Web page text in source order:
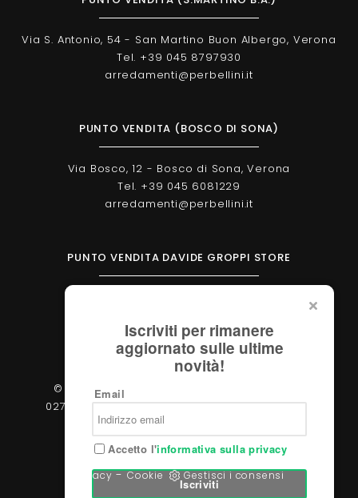
Via S. Antonio, 54 - San Martino Buon Albergo, Verona
Tel. +39 045 8797930
arredamenti@perbellini.it
PUNTO VENDITA (BOSCO DI SONA)
Via Bosco, 12 - Bosco di Sona, Verona
Tel. +39 045 6081229
arredamenti@perbellini.it
PUNTO VENDITA DAVIDE GROPPI STORE
verona@davidegroppi.store
© 2026 - Perbellini Arredamenti S.r.l. - P.IVA
02783400233 - Via Verdi, 31/A - 37060, Castel
d'Azzano (Verona)
Privacy-Cookie Gestisci i consensi
Iscriviti per rimanere
aggiornato sulle ultime
novità!
Email
Accetto l'informativa sulla privacy
Iscriviti